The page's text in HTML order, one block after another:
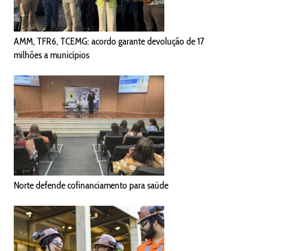
AMM, TFR6, TCEMG: acordo garante devolução de 17
milhões a municípios
Norte defende cofinanciamento para saúde